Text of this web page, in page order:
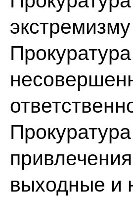
выходные и